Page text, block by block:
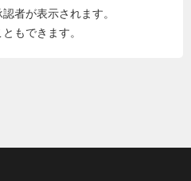
者が表示されます。
もできます。